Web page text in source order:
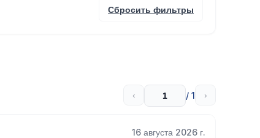
Сбросить фильтры
‹ / 1 ›
16 августа 2026 г.